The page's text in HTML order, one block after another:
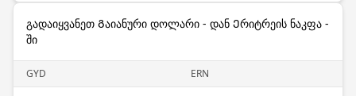
გადაიყვანეთ Გაიანური დოლარი - დან Ერიტრეის ნაკფა -
ში
GYD ERN